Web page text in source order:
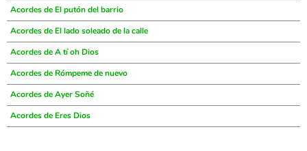
Acordes de El putón del barrio
Acordes de El lado soleado de la calle
Acordes de A tí oh Dios
Acordes de Rómpeme de nuevo
Acordes de Ayer Soñé
Acordes de Eres Dios